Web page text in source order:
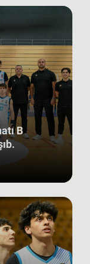
olan millimiz,
ci pillədə başa vurub.
basketbol
kimi də statistikaya
yarışın tam
adi bir
də,
yer aldığı qrupun
səviyyəsi bu
nəticə olmadığını
mərhələsində
komandaların
yekun
sübut edir. Belə ki,
rəqibimiz olan
bürünc
Makedoniya
onluqda qərarlaşaraq
sırada bitirib.
boyu göstərdiyi
ümumi
10 ölkəni geridə
Basketbolçularımız
B